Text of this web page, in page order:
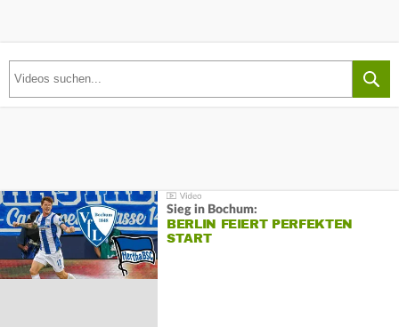
Sieg in Bochum:
BERLIN FEIERT PERFEKTEN
START